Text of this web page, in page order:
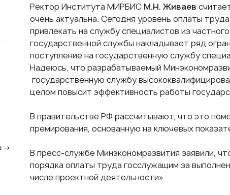
Ректор Института МИРБИС М.Н. Живаев
очень актуальна. Сегодня уровень оплаты
привлекать на службу специалистов из
государственной службы накладывает ряд
поступление на государственную службу
Надеюсь, что разрабатываемый
государственную службу
целом повысит эффективность работы
В правительстве РФ рассчитывают, что это
премирования, основанную на ключевых
В пресс-службе Минэкономразвития заявили,
порядка оплаты труда госслужащим за
числе проектной деятельности».
→